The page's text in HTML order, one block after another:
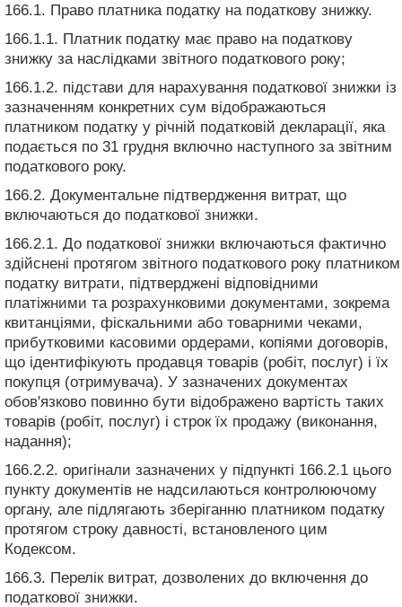
166.1. Право платника податку на податкову знижку.
166.1.1. Платник податку має право на податкову
знижку за наслідками звітного податкового року;
166.1.2. підстави для нарахування податкової знижки із
зазначенням конкретних сум відображаються
платником податку у річній податковій декларації, яка
подається по 31 грудня включно наступного за звітним
податкового року.
166.2. Документальне підтвердження витрат, що
включаються до податкової знижки.
166.2.1. До податкової знижки включаються фактично
здійснені протягом звітного податкового року платником
податку витрати, підтверджені відповідними
платіжними та розрахунковими документами, зокрема
квитанціями, фіскальними або товарними чеками,
прибутковими касовими ордерами, копіями договорів,
що ідентифікують продавця товарів (робіт, послуг) і їх
покупця (отримувача). У зазначених документах
обов'язково повинно бути відображено вартість таких
товарів (робіт, послуг) і строк їх продажу (виконання,
надання);
166.2.2. оригінали зазначених у підпункті 166.2.1 цього
пункту документів не надсилаються контролюючому
органу, але підлягають зберіганню платником податку
протягом строку давності, встановленого цим
Кодексом.
166.3. Перелік витрат, дозволених до включення до
податкової знижки.